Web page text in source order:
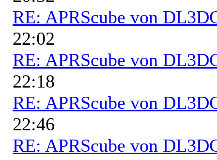
RE: APRScube von
22:02
RE: APRScube von
22:18
RE: APRScube von
22:46
RE: APRScube von